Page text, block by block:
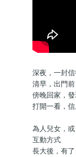
深夜，一封
清早，出門
傍晚回家，
打開一看，
為人兒女，
互動方式
長大後，有